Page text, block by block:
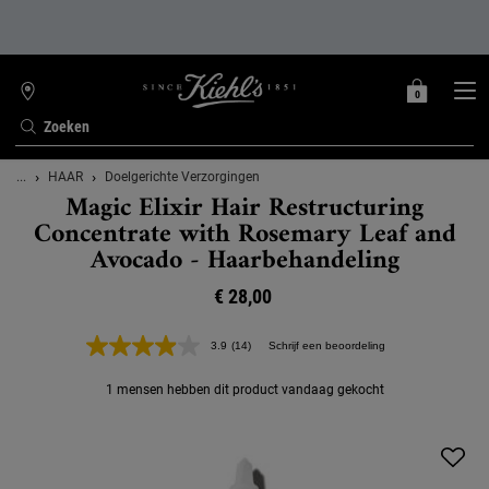
Zoeken
WINKELZOEKER
MIJN
0
0 PRODUCT
Hoofdinhoud
... HAAR Doelgerichte Verzorgingen
Magic Elixir Hair Restructuring
Concentrate with Rosemary Leaf and
Avocado - Haarbehandeling
€ 28,00
3.9 Lees
beoordelingen.
(14) Schrijf een beoordeling
1 mensen hebben dit product vandaag gekocht